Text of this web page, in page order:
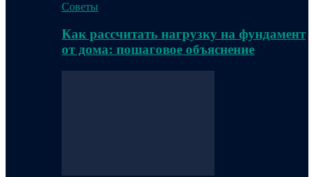
Советы
Как рассчитать нагрузку на фундамент
от дома: пошаговое объяснение